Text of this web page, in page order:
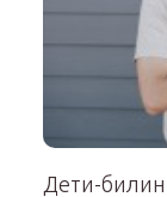
Дети-